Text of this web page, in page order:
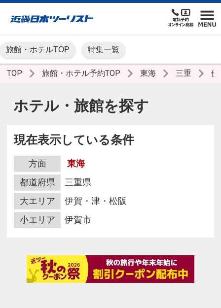
旅館・ホテルTOP 特集一覧
TOP 旅館・ホテル予約TOP 東海 三重 伊
ホテル・旅館を探す
現在表示している条件
方面
東海
都道府県
三重県
大エリア
伊賀・津・松阪
小エリア
伊賀市